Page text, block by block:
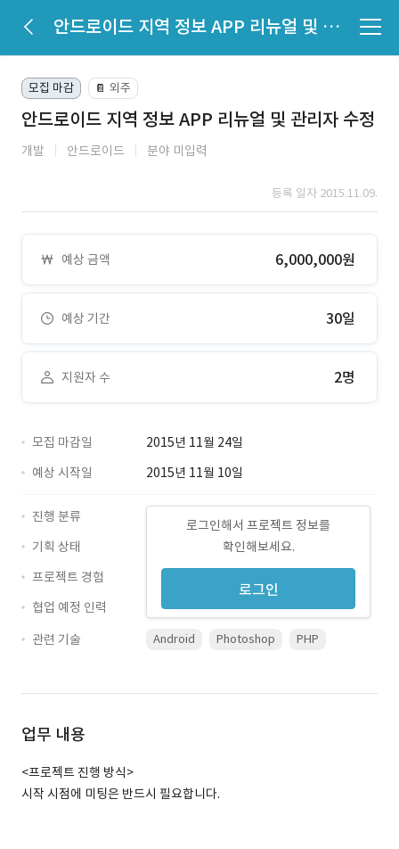
안드로이드 지역 정보 APP 리뉴얼 및 관리자 수정
모집 마감 📔 외주
안드로이드 지역 정보 APP 리뉴얼 및 관리자 수정
개발 안드로이드 분야 미입력
등록 일자 2015.11.09.
예상 금액 6,000,000원
예상 기간 30일
지원자 수 2명
모집 마감일
2015년 11월 24일
예상 시작일
2015년 11월 10일
로그인해서 프로젝트 정보를
확인해보세요.
로그인
진행 분류
기획 상태
프로젝트 경험
협업 예정 인력
관련 기술
Android Photoshop PHP
업무 내용
<프로젝트 진행 방식>
시작 시점에 미팅은 반드시 필요합니다.